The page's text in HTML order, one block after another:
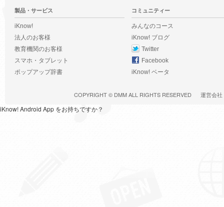
製品・サービス
iKnow!
法人のお客様
教育機関のお客様
スマホ・タブレット
ポップアップ辞書
コミュニティー
みんなのコース
iKnow! ブログ
Twitter
Facebook
iKnow! ベータ
COPYRIGHT © DMMALL RIGHTS RESERVED 運営会社
iKnow! Android App をお持ちですか？